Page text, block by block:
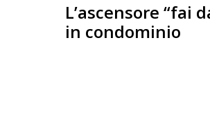
L’ascensore “fai
in condominio